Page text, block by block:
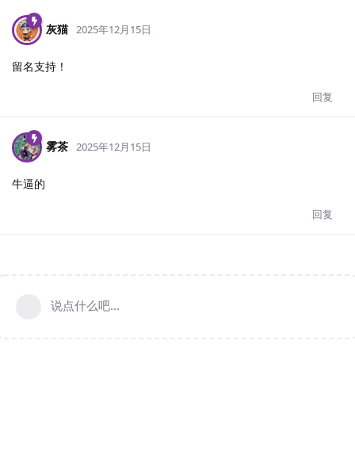
灰猫 2025年12月15日
留名支持！
回复
雾茶 2025年12月15日
牛逼的
回复
说点什么吧...